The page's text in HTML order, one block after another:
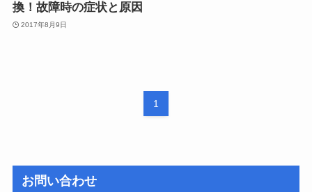
換！故障時の症状と原因
2017年8月9日
1
お問い合わせ